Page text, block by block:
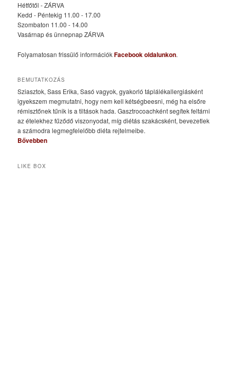
Hétfőtől - ZÁRVA
Kedd - Péntekig 11.00 - 17.00
Szombaton 11.00 - 14.00
Vasárnap és ünnepnap ZÁRVA
Folyamatosan frissülő információkFacebook oldalunkon.
BEMUTATKOZÁS
Sziasztok, Sass Erika, Sasó vagyok, gyakorló táplálékallergiásként
igyekszem megmutatni, hogy nem kell kétségbeesni, még ha elsőre
rémisztőnek tűnik is a tiltások hada. Gasztrocoachként segítek feltárni
az ételekhez fűződő viszonyodat, míg diétás szakácsként, bevezetlek
a számodra legmegfelelőbb diéta rejtelmeibe.
Bővebben
LIKE BOX